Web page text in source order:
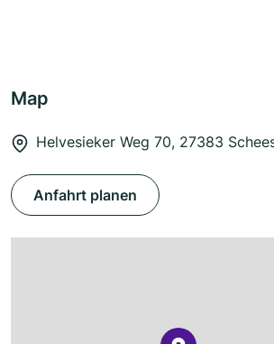
Map
Helvesieker Weg 70, 27383
Anfahrt planen